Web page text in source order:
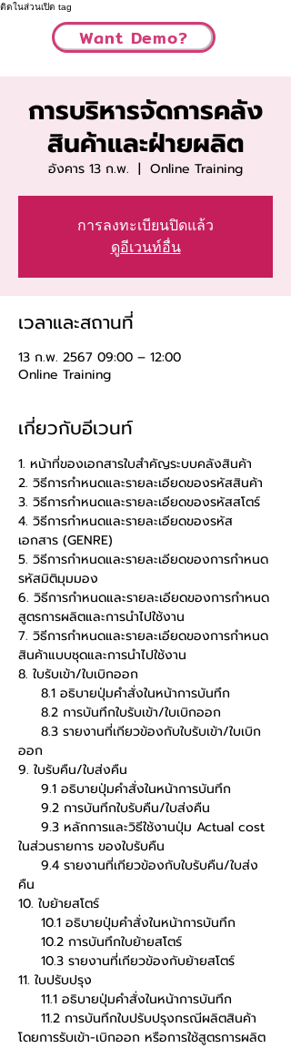
ติดในส่วนเปิด tag
Want Demo?
การบริหารจัดการคลัง
สินค้าและฝ่ายผลิต
อังคาร 13 ก.พ.
  |
Online Training
การลงทะเบียนปิดแล้ว
ดูอีเวนท์อื่น
เวลาและสถานที่
13 ก.พ. 2567 09:00 – 12:00
Online Training
เกี่ยวกับอีเวนท์
1. หน้าที่ของเอกสารใบสำคัญระบบคลังสินค้า
2. วิธีการกำหนดและรายละเอียดของรหัสสินค้า
3. วิธีการกำหนดและรายละเอียดของรหัสสโตร์
4. วิธีการกำหนดและรายละเอียดของรหัส
เอกสาร (GENRE)
5. วิธีการกำหนดและรายละเอียดของการกำหนด
รหัสมิติมุมมอง
6. วิธีการกำหนดและรายละเอียดของการกำหนด
สูตรการผลิตและการนำไปใช้งาน
7. วิธีการกำหนดและรายละเอียดของการกำหนด
สินค้าแบบชุดและการนำไปใช้งาน
8. ใบรับเข้า/ใบเบิกออก
8.1 อธิบายปุ่มคำสั่งในหน้าการบันทึก
8.2 การบันทึกใบรับเข้า/ใบเบิกออก
8.3 รายงานที่เกียวข้องกับใบรับเข้า/ใบเบิก
ออก
9. ใบรับคืน/ใบส่งคืน
9.1 อธิบายปุ่มคำสั่งในหน้าการบันทึก
9.2 การบันทึกใบรับคืน/ใบส่งคืน
9.3 หลักการและวิธีใช้งานปุ่ม Actual cost
ในส่วนรายการ ของใบรับคืน
9.4 รายงานที่เกียวข้องกับใบรับคืน/ใบส่ง
คืน
10. ใบย้ายสโตร์
10.1 อธิบายปุ่มคำสั่งในหน้าการบันทึก
10.2 การบันทึกใบย้ายสโตร์
10.3 รายงานที่เกียวข้องกับย้ายสโตร์
11. ใบปรับปรุง
11.1 อธิบายปุ่มคำสั่งในหน้าการบันทึก
11.2 การบันทึกใบปรับปรุงกรณีผลิตสินค้า
โดยการรับเข้า-เบิกออก หรือการใช้สูตรการผลิต